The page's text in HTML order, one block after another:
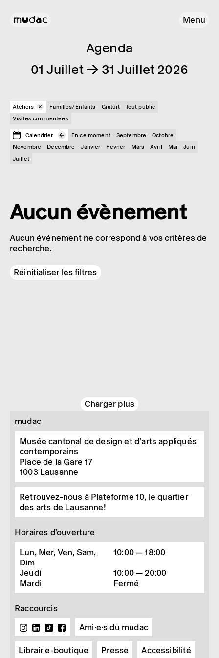
Menu
Agenda
01 Juillet → 31 Juillet 2026
Ateliers Familles/Enfants Gratuit
Tout public
Visites commentées
Calendrier En ce moment Septembre
Octobre
Novembre
Décembre Janvier Février Mars Avril Mai
Juin
Juillet
Aucun évènement
Aucun événement ne correspond à vos critères de
recherche.
Réinitialiser les filtres
Charger plus
mudac
Musée cantonal de design et d’arts appliqués
contemporains
Place de la Gare 17
1003 Lausanne
Retrouvez-nous à Plateforme 10, le quartier
des arts de Lausanne!
Horaires d’ouverture
Lun, Mer, Ven, Sam,
Dim
10:00 — 18:00
Jeudi
10:00 — 20:00
Mardi
Fermé
Raccourcis
Ami·e·s du mudac
Librairie-boutique Presse Accessibilité